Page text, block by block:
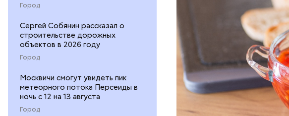
Город
Сергей Собянин рассказал о
строительстве дорожных
объектов в 2026 году
Город
Москвичи смогут увидеть пик
метеорного потока Персеиды в
ночь с 12 на 13 августа
Город